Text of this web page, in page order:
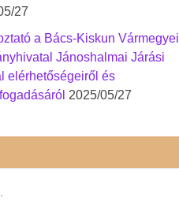
27
a Bács-Kiskun Vármegyei
Jánoshalmai Járási
elérhetőségeiről és
2025/05/27